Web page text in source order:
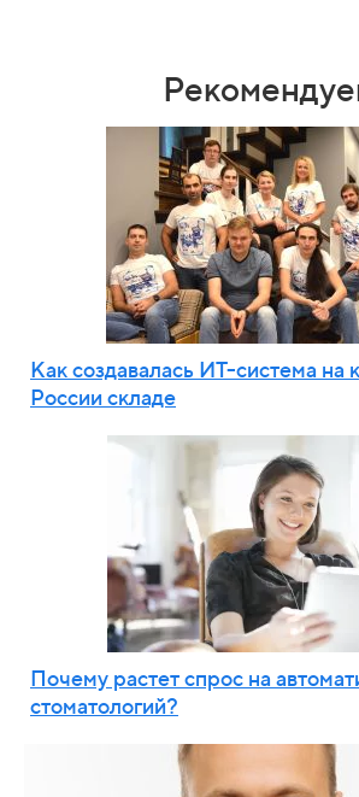
Как создавалась ИТ-система на
России складе
Почему растет спрос на
стоматологий?